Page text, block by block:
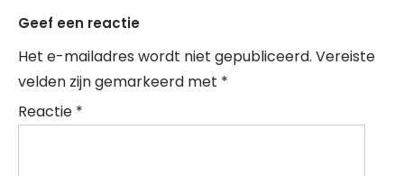
Geef een reactie
Het e-mailadres wordt niet gepubliceerd. Vereiste
velden zijn gemarkeerd met *
Reactie *